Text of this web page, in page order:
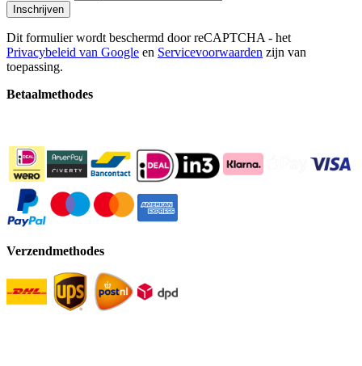
Inschrijven
Dit formulier wordt beschermd door reCAPTCHA - het
Privacybeleid van Google en Servicevoorwaarden zijn van
toepassing.
Betaalmethodes
Verzendmethodes